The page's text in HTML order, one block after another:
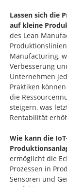
Lassen sich die
auf kleine
des Lean
Manufacturing,
Verbesserung
Unternehmen
Praktiken
die
steigern, was
Rentabilität
Wie kann die
ermöglicht die
Prozessen in
Sensoren und